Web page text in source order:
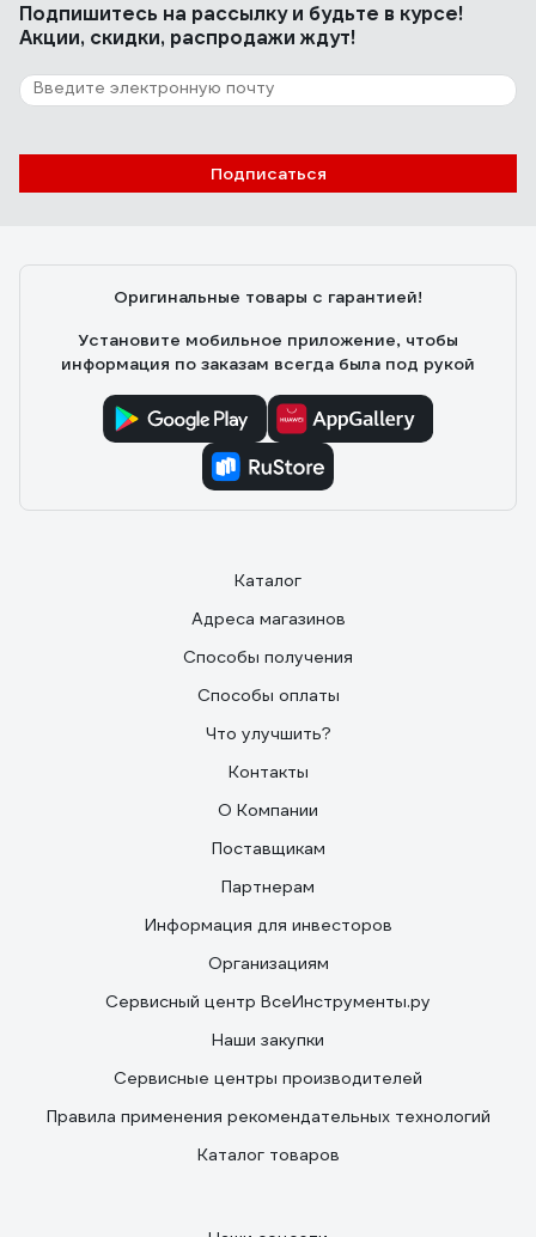
Яркая, хорошо клеится, не выцветает
3 отзыва
мм х200 м черно-желтая 89033
Подпишитесь на рассылкуи будьте в курсе!
Акции, скидки, распродажи ждут!
Подписаться
Оригинальные товары с гарантией!
Установите мобильное приложение, чтобы
информация по заказам всегда была под рукой
Каталог
Адреса магазинов
Способы получения
Способы оплаты
Что улучшить?
Контакты
О Компании
Поставщикам
Партнерам
Информация для инвесторов
Организациям
Сервисный центр ВсеИнструменты.ру
Наши закупки
Сервисные центры производителей
Правила применения рекомендательных технологий
Каталог товаров